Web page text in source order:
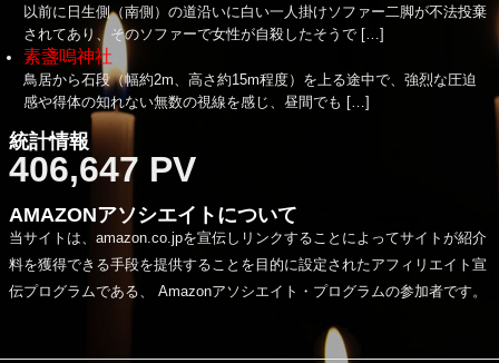
以前に日生側（南側）の道沿いに白い一人掛けソファー二脚が不法投棄
されてあり、そのソファーで女性が自殺したそうで […]
素盞嗚神社
鳥居から石段（幅約2m、高さ約15m程度）を上る途中で、強烈な圧迫
感や得体の知れない無数の視線を感じ、昼間でも […]
統計情報
406,647 PV
AMAZONアソシエイトについて
当サイトは、amazon.co.jpを宣伝しリンクすることによってサイトが紹介
料を獲得できる手段を提供することを目的に設定されたアフィリエイト宣
伝プログラムである、 Amazonアソシエイト・プログラムの参加者です。